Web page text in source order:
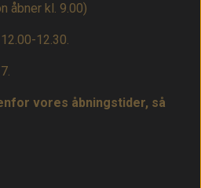
åbner kl. 9.00)
12.30.
vores åbningstider, så